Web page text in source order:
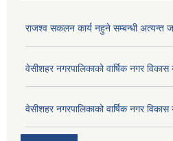
राजश्व सकलन कार्य नहुने सम्बन्धी अत्यन्त
वेसीशहर नगरपालिकाको वार्षिक नगर
वेसीशहर नगरपालिकाको वार्षिक नगर